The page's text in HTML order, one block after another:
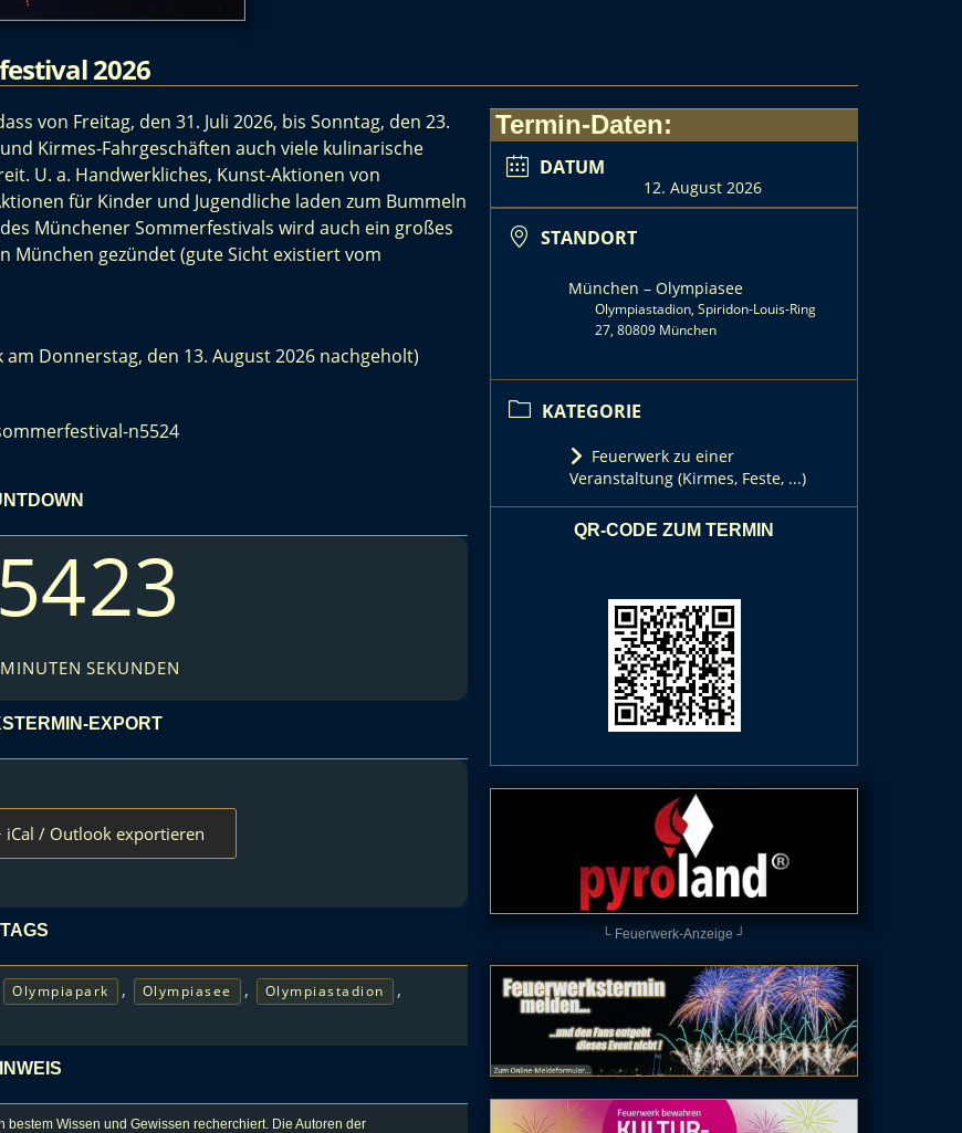
2026
von Freitag, den 31. Juli 2026, bis Sonntag, den 23.
Kirmes-Fahrgeschäften auch viele kulinarische
U. a. Handwerkliches, Kunst-Aktionen von
für Kinder und Jugendliche laden zum Bummeln
Münchener Sommerfestivals wird auch ein großes
München gezündet (gute Sicht existiert vom
Donnerstag, den 13. August 2026 nachgeholt)
n5524
54
MINUTEN
22
SEKUNDEN
EXPORT
iCal / Outlook exportieren
TAGS
Olympiapark , Olympiasee , Olympiastadion ,
Wissen und Gewissen recherchiert. Die Autoren der
Termin-Daten:
DATUM
12. August 2026
STANDORT
München – Olympiasee
Olympiastadion, Spiridon-Louis-Ring
27, 80809 München
KATEGORIE
Feuerwerk zu einer
Veranstaltung (Kirmes, Feste, ...)
QR-CODE ZUM TERMIN
└ Feuerwerk-Anzeige ┘